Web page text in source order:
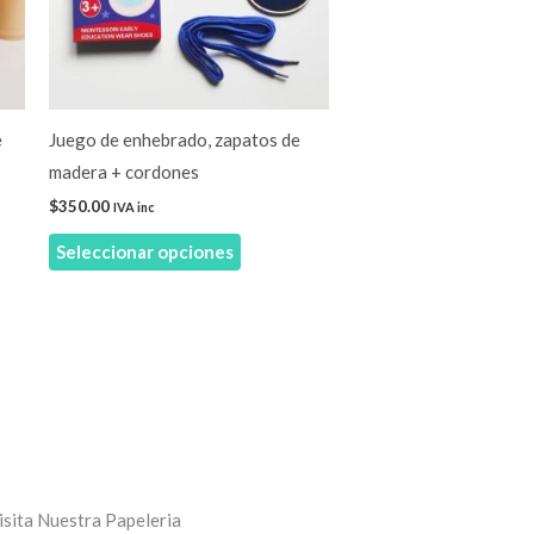
Juego de enhebrado, zapatos de
madera + cordones
$350.00 IVA inc
Seleccionar opciones
opciones
se
elegir
Nuestra Papeleria